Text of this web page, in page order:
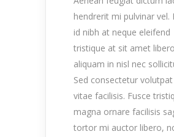
hendrerit mi pulvinar vel.
id nibh at neque eleifend
tristique at sit amet
aliquam in nisl nec
Sed consectetur
vitae facilisis. Fusce
magna ornare facilisis
tortor mi auctor libero,